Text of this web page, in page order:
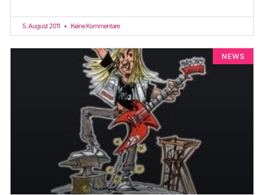
5. August 2011 Keine Kommentare
NEWS